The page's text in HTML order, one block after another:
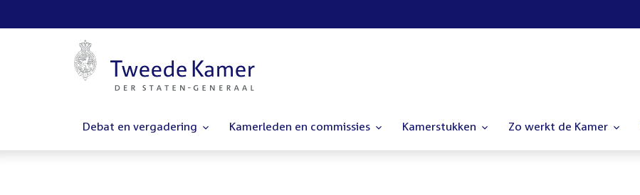
Debat en vergadering Kamerleden en commissies Kamerstukken Zo werkt de Kamer